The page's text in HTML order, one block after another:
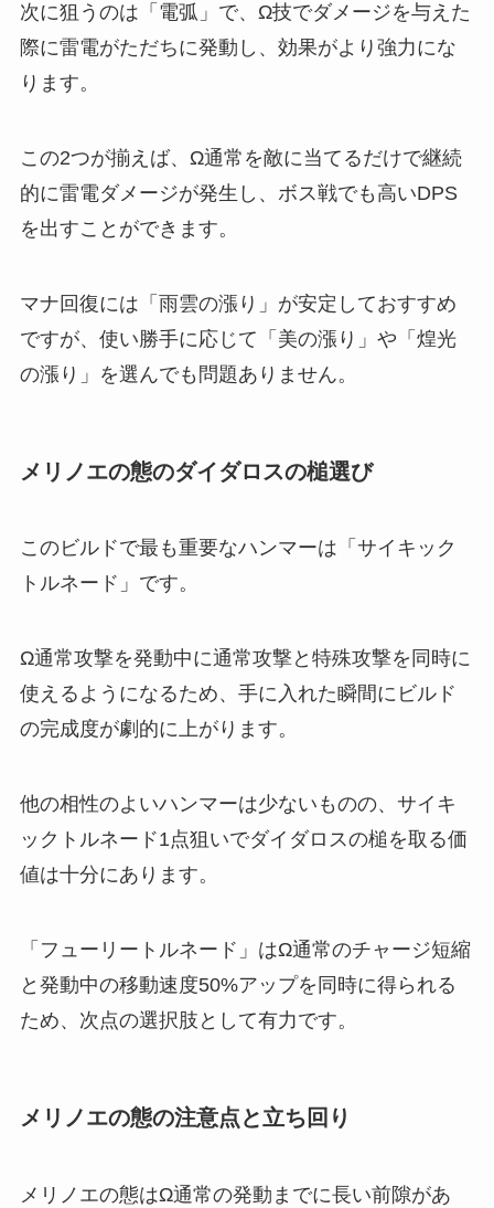
次に狙うのは「電弧」で、Ω技でダメージを与えた
際に雷電がただちに発動し、効果がより強力にな
ります。
この2つが揃えば、Ω通常を敵に当てるだけで継続
的に雷電ダメージが発生し、ボス戦でも高いDPS
を出すことができます。
マナ回復には「雨雲の漲り」が安定しておすすめ
ですが、使い勝手に応じて「美の漲り」や「煌光
の漲り」を選んでも問題ありません。
メリノエの態のダイダロスの槌選び
このビルドで最も重要なハンマーは「サイキック
トルネード」です。
Ω通常攻撃を発動中に通常攻撃と特殊攻撃を同時に
使えるようになるため、手に入れた瞬間にビルド
の完成度が劇的に上がります。
他の相性のよいハンマーは少ないものの、サイキ
ックトルネード1点狙いでダイダロスの槌を取る価
値は十分にあります。
「フューリートルネード」はΩ通常のチャージ短縮
と発動中の移動速度50%アップを同時に得られる
ため、次点の選択肢として有力です。
メリノエの態の注意点と立ち回り
メリノエの態はΩ通常の発動までに長い前隙があ